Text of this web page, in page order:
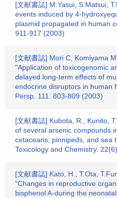
[文献書誌] M.Yasui, S.Matsui,
events induced by 4-
plasmid propagated in human
911-917 (2003)
[文献書誌] Mori C, Komiyama
"Application of toxicogenomic
delayed long-term effects of
endocrine disruptors in human
Persp. 111. 803-809 (2003)
[文献書誌] Kubota, R., Kunito,
of several arsenic compounds
cetaceans, pinnipeds, and sea
Toxicology and Chemistry.
[文献書誌] Kato, H., T.Ota,
"Changes in reproductive
bisphenol A-during the